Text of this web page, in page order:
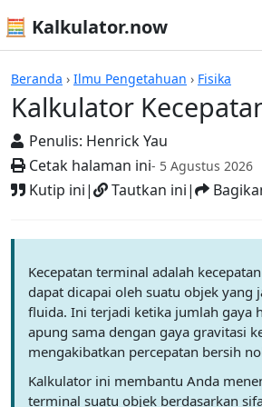
🧮 Kalkulator.now
Beranda › Ilmu Pengetahuan › Fisika
Kalkulator
Penulis: Henrick Yau
Cetak halaman ini- 5 Agustus 2026
Kutip ini| Tautkan ini|
Kalkulator-kalkulator
Kecepatan terminal adalah
dapat dicapai oleh suatu objek yang
fluida. Ini terjadi ketika jumlah gaya
apung sama dengan gaya gravitasi
mengakibatkan percepatan bersih
Kalkulator ini membantu Anda
terminal suatu objek berdasarkan